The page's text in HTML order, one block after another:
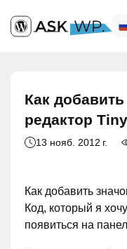
Как
редактор
13 нояб. 2012 г.
Как добавить
Код, который я
появиться на